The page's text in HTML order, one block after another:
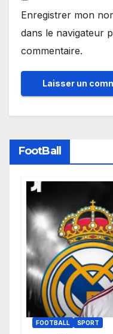
Enregistrer mon
dans le navigateur
commentaire.
FootBall
FOOTBALL SPORT